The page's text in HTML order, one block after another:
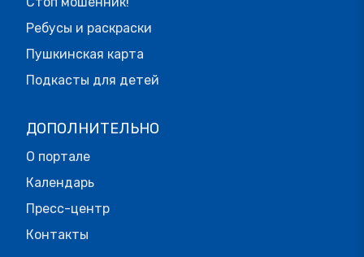
Ребусы и раскраски
Пушкинская карта
Подкасты для детей
ДОПОЛНИТЕЛЬНО
О портале
Календарь
Пресс-центр
Контакты